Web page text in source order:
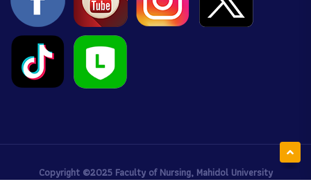
Copyright ©2025 Faculty of Nursing, Mahidol University